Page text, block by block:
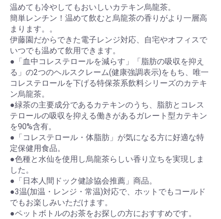
温めても冷やしてもおいしいカテキン烏龍茶。
簡単レンチン！温めて飲むと烏龍茶の香りがより一層高
まります。。
伊藤園だからできた電子レンジ対応、自宅やオフィスで
いつでも温めて飲用できます。
●「血中コレステロールを減らす」「脂肪の吸収を抑え
る」の2つのヘルスクレーム(健康強調表示)をもち、唯一
コレステロールを下げる特保茶系飲料シリーズのカテキ
ン烏龍茶。
●緑茶の主要成分であるカテキンのうち、脂肪とコレス
テロールの吸収を抑える働きがあるガレート型カテキン
を90%含有。
●「コレステロール・体脂肪」が気になる方に好適な特
定保健用食品。
●色種と水仙を使用し烏龍茶らしい香り立ちを実現しま
した。
●「日本人間ドック健診協会推薦」商品。
●3温(加温・レンジ・常温)対応で、ホットでもコールド
でもお楽しみいただけます。
●ペットボトルのお茶をお探しの方におすすめです。